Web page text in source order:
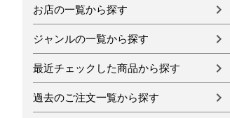
お店の一覧から探す
ジャンルの一覧から探す
最近チェックした商品から探す
過去のご注文一覧から探す